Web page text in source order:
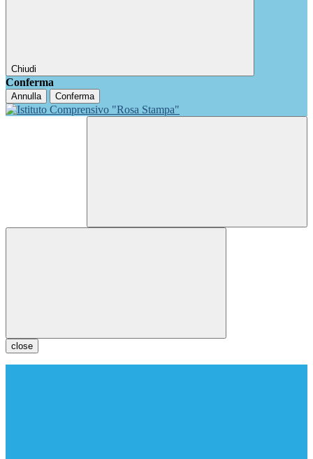
Chiudi
Conferma
Annulla Conferma
close